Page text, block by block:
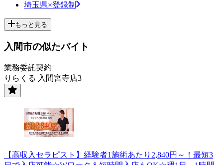
埼玉県×登録制
もっと見る
入間市の似たバイト
業務委託契約
りらくる 入間宮寺店3
【高収入セラピスト】経験者1施術あたり2,840円～！最短3